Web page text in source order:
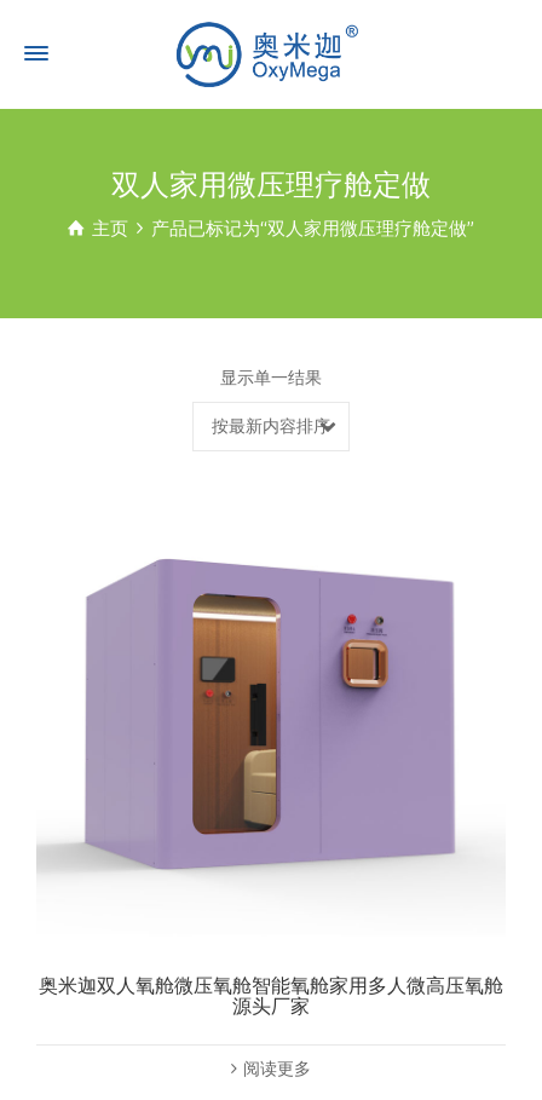
双人家用微压理疗舱定做
主页 产品已标记为“双人家用微压理疗舱定做”
显示单一结果
按最新内容排序
奥米迦双人氧舱微压氧舱智能氧舱家用多人微高压氧舱
源头厂家
阅读更多